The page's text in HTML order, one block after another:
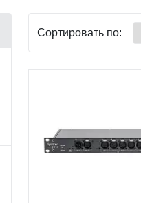
Сортировать по: